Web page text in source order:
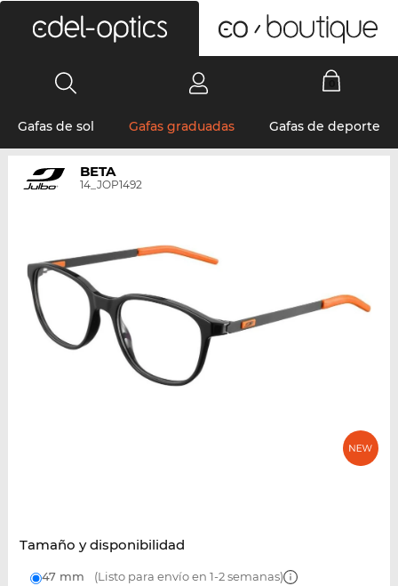
Gafas de sol Gafas graduadas Gafas de deporte
BETA
14_JOP1492
Tamaño y disponibilidad
47 mm (Listo para envío en 1-2 semanas)